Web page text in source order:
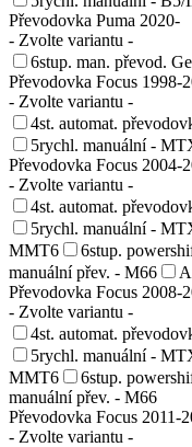
Převodovka Puma 2020-
- Zvolte variantu -
6stup. man. převod.
Převodovka Focus 1998-
- Zvolte variantu -
4st. automat.
5rychl. manuální -
Převodovka Focus 2004-
- Zvolte variantu -
4st. automat.
5rychl. manuální -
MMT6
6stup.
manuální přev. - M66
Převodovka Focus 2008-
- Zvolte variantu -
4st. automat.
5rychl. manuální -
MMT6
6stup.
manuální přev. - M66
Převodovka Focus 2011-
- Zvolte variantu -